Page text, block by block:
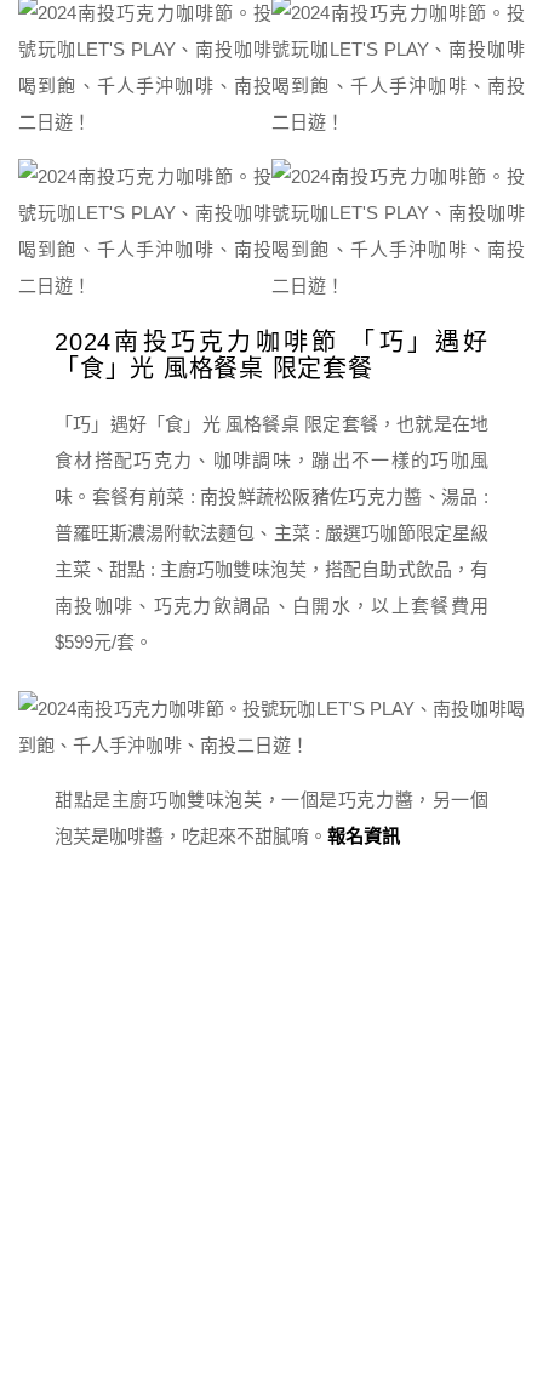
2024南投巧克力咖啡節 「巧」遇好
「食」光 風格餐桌 限定套餐
「巧」遇好「食」光 風格餐桌 限定套餐，也就是在地
食材搭配巧克力、咖啡調味，蹦出不一樣的巧咖風
味。套餐有前菜 : 南投鮮蔬松阪豬佐巧克力醬、湯品 :
普羅旺斯濃湯附軟法麵包、主菜 : 嚴選巧咖節限定星級
主菜、甜點 : 主廚巧咖雙味泡芙，搭配自助式飲品，有
南投咖啡、巧克力飲調品、白開水，以上套餐費用
$599元/套。
甜點是主廚巧咖雙味泡芙，一個是巧克力醬，另一個
泡芙是咖啡醬，吃起來不甜膩唷。 報名資訊